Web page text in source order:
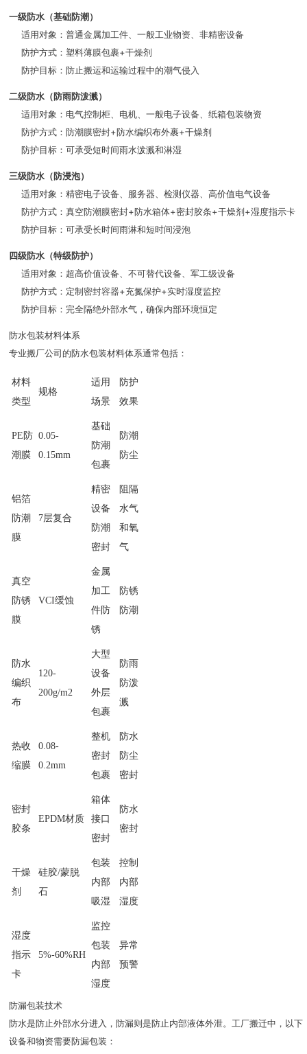
一级防水（基础防潮）
适用对象：普通金属加工件、一般工业物资、非精密设备
防护方式：塑料薄膜包裹+干燥剂
防护目标：防止搬运和运输过程中的潮气侵入
二级防水（防雨防泼溅）
适用对象：电气控制柜、电机、一般电子设备、纸箱包装物资
防护方式：防潮膜密封+防水编织布外裹+干燥剂
防护目标：可承受短时间雨水泼溅和淋湿
三级防水（防浸泡）
适用对象：精密电子设备、服务器、检测仪器、高价值电气设备
防护方式：真空防潮膜密封+防水箱体+密封胶条+干燥剂+湿度指示卡
防护目标：可承受长时间雨淋和短时间浸泡
四级防水（特级防护）
适用对象：超高价值设备、不可替代设备、军工级设备
防护方式：定制密封容器+充氮保护+实时湿度监控
防护目标：完全隔绝外部水气，确保内部环境恒定
防水包装材料体系
专业搬厂公司的防水包装材料体系通常包括：
材料
类型
规格
适用
场景
防护
效果
PE防
潮膜
0.05-
0.15mm
基础
防潮
包裹
防潮
防尘
铝箔
防潮
膜
7层复合
精密
设备
防潮
密封
阻隔
水气
和氧
气
真空
防锈
膜
VCI缓蚀
金属
加工
件防
锈
防锈
防潮
防水
编织
布
120-
200g/m2
大型
设备
外层
包裹
防雨
防泼
溅
热收
缩膜
0.08-
0.2mm
整机
密封
包裹
防水
防尘
密封
密封
胶条
EPDM材质
箱体
接口
密封
防水
密封
干燥
剂
硅胶/蒙脱
石
包装
内部
吸湿
控制
内部
湿度
湿度
指示
卡
5%-60%RH
监控
包装
内部
湿度
异常
预警
防漏包装技术
防水是防止外部水分进入，防漏则是防止内部液体外泄。工厂搬迁中，以下
设备和物资需要防漏包装：